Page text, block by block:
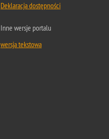
Deklaracja dostępności
Inne wersje portalu
wersja tekstowa